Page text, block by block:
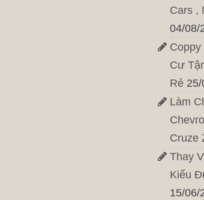
Cars ,
04/08/
Cư
Rẻ
Làm
Cruze
Thay
Kiểu
15/06/